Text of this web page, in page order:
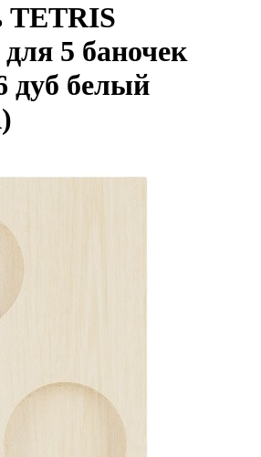
TETRIS
5 баночек
дуб белый